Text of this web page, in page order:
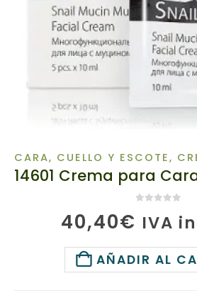
CARA, CUELLO Y ESCOTE,
40,40€ IVA
AÑADIR AL